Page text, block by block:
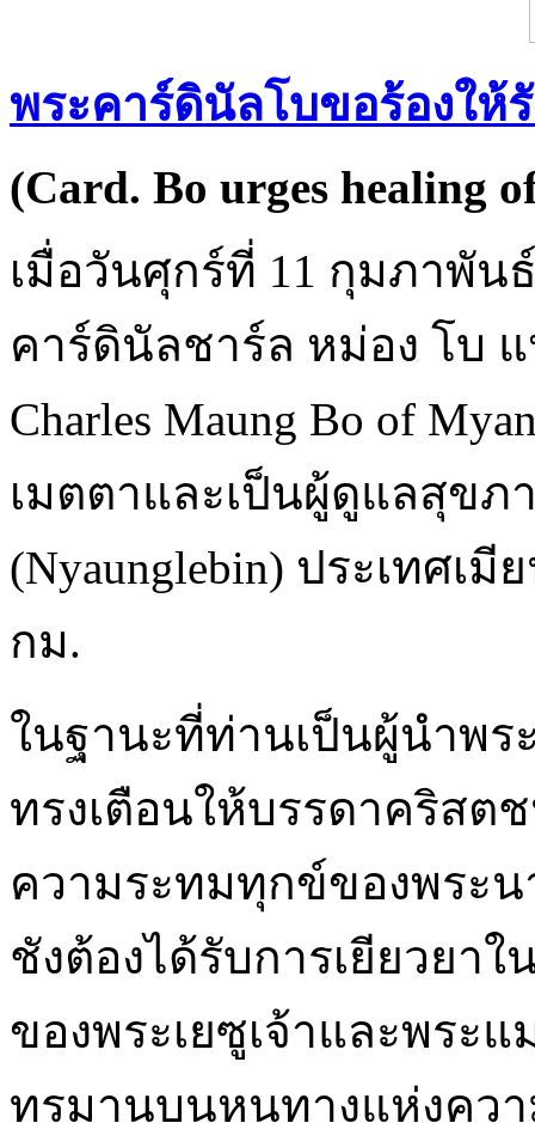
พระคาร์ดินัลโบขอร้องให้
(Card. Bo urges healing
เมื่อวันศุกร์ที่ 11 กุมภาพัน
คาร์ดินัลชาร์ล หม่อง โบ
Charles Maung Bo of
เมตตาและเป็นผู้ดูแลสุขภ
(Nyaunglebin) ประเทศเ
กม.
ในฐานะที่ท่านเป็นผู้นำพร
ทรงเตือนให้บรรดาคริสต
ความระทมทุกข์ของพระน
ชังต้องได้รับการเยียวยา
ของพระเยซูเจ้าและพระ
ทรมานบนหนทางแห่งคว